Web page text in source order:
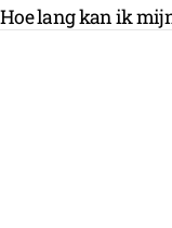
Hoe lang kan ik